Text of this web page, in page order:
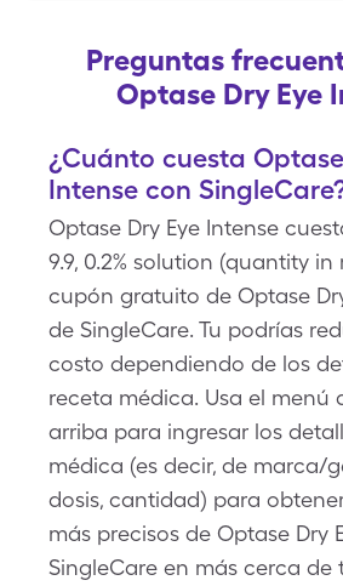
Preguntas
Optase Dry Eye
¿Cuánto cuesta
Intense con
Optase Dry Eye Intense
9.9, 0.2% solution (quantity
cupón gratuito de Optase
de SingleCare. Tu podrías
costo dependiendo de los
receta médica. Usa el menú
arriba para ingresar los
médica (es decir, de marca/
dosis, cantidad) para
más precisos de Optase Dry
SingleCare en más cerca de